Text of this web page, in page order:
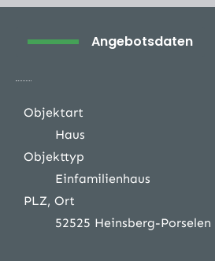
Angebotsdaten
Objektart
Haus
Objekttyp
Einfamilienhaus
PLZ, Ort
52525 Heinsberg-Porselen